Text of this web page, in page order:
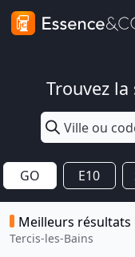
Trouvez
GO E10
Meilleurs résultats
Tercis-les-Bains